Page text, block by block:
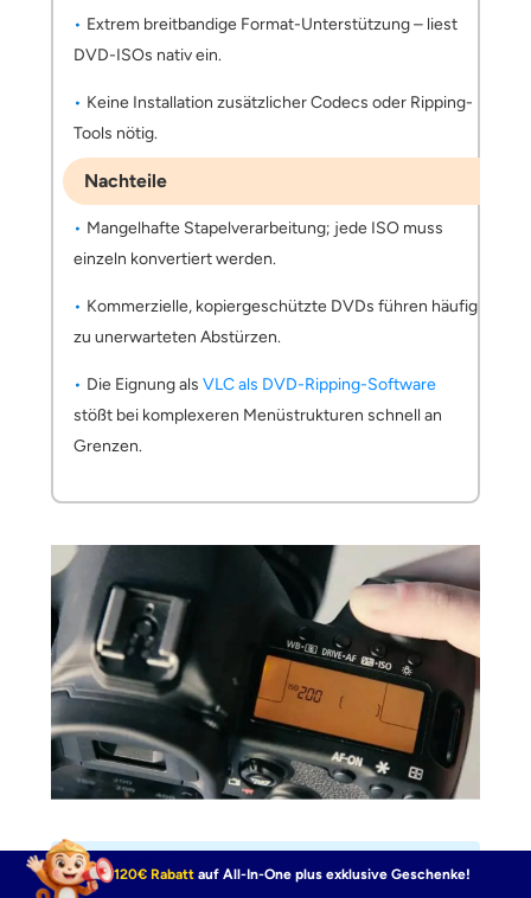
Extrem breitbandige Format-Unterstützung – liest
DVD-ISOs nativ ein.
Keine Installation zusätzlicher Codecs oder Ripping-
Tools nötig.
Nachteile
Mangelhafte Stapelverarbeitung; jede ISO muss
einzeln konvertiert werden.
Kommerzielle, kopiergeschützte DVDs führen häufig
zu unerwarteten Abstürzen.
Die Eignung alsVLC als DVD-Ripping-Software
stößt bei komplexeren Menüstrukturen schnell an
Grenzen.
So gehen Sie vor
120€ Rabatt auf All-In-One plus exklusive Geschenke!